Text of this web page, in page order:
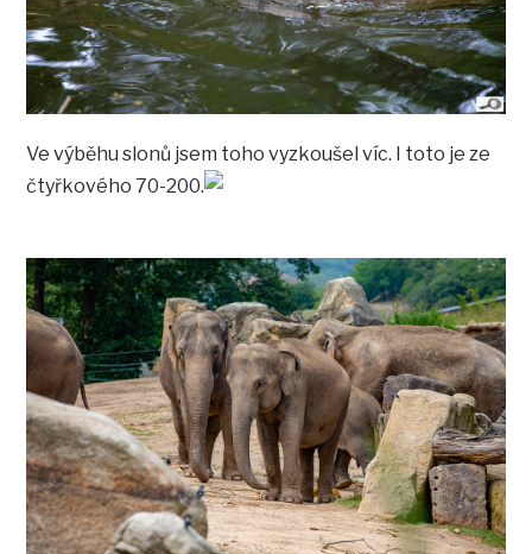
Ve výběhu slonů jsem toho vyzkoušel víc. I toto je ze
čtyřkového 70-200.